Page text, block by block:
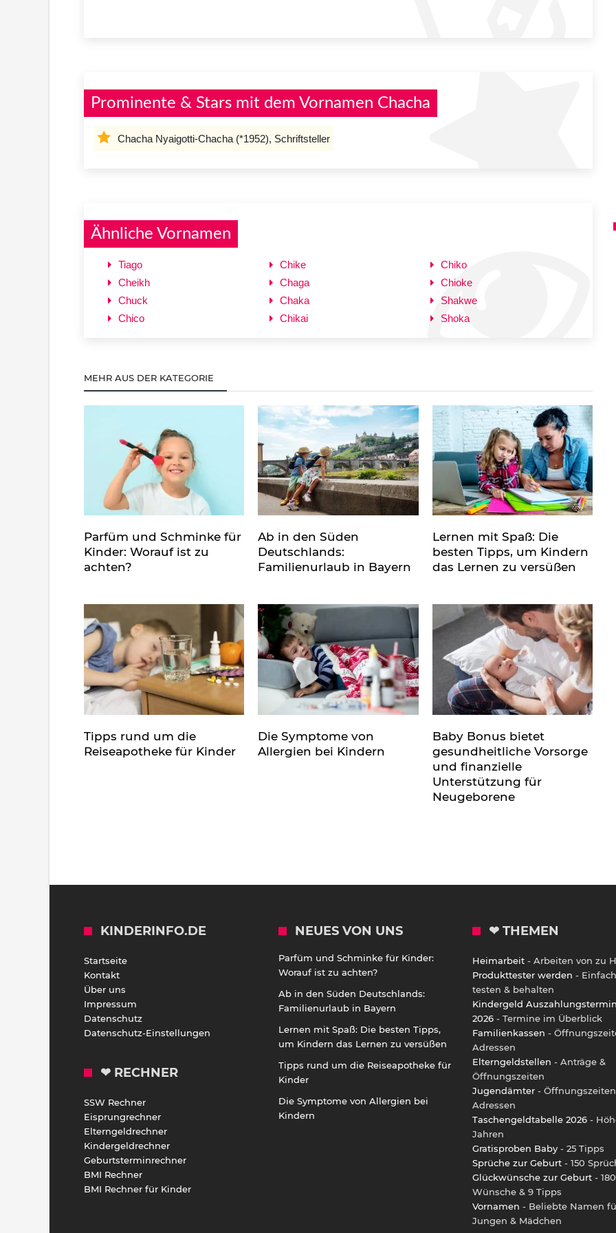
Prominente & Stars mit dem Vornamen Chacha
Chacha Nyaigotti-Chacha (*1952), Schriftsteller
Ähnliche Vornamen
Tiago
Cheikh
Chuck
Chico
Chike
Chaga
Chaka
Chikai
Chiko
Chioke
Shakwe
Shoka
MEHR AUS DER KATEGORIE
Parfüm und Schminke für
Kinder: Worauf ist zu
achten?
Ab in den Süden
Deutschlands:
Familienurlaub in Bayern
Lernen mit Spaß: Die
besten Tipps, um Kindern
das Lernen zu versüßen
Tipps rund um die
Reiseapotheke für Kinder
Die Symptome von
Allergien bei Kindern
Baby Bonus bietet
gesundheitliche Vorsorge
und finanzielle
Unterstützung für
Neugeborene
KINDERINFO.DE
Startseite
Kontakt
Über uns
Impressum
Datenschutz
Datenschutz-Einstellungen
❤ RECHNER
SSW Rechner
Eisprungrechner
Elterngeldrechner
Kindergeldrechner
Geburtsterminrechner
BMI Rechner
BMI Rechner für Kinder
NEUES VON UNS
Parfüm und Schminke für Kinder:
Worauf ist zu achten?
Ab in den Süden Deutschlands:
Familienurlaub in Bayern
Lernen mit Spaß: Die besten Tipps,
um Kindern das Lernen zu versüßen
Tipps rund um die Reiseapotheke für
Kinder
Die Symptome von Allergien bei
Kindern
❤ THEMEN
Heimarbeit - Arbeiten von zu
Produkttester werden - Einfach
testen & behalten
Kindergeld
2026 - Termine im Überblick
Familienkassen -
Adressen
Elterngeldstellen - Anträge &
Öffnungszeiten
Jugendämter -
Adressen
Taschengeldtabelle 2026 -
Jahren
Gratisproben Baby - 25 Tipps
Sprüche zur Geburt - 150
Glückwünsche zur Geburt - 180
Wünsche & 9 Tipps
Vornamen - Beliebte Namen
Jungen & Mädchen